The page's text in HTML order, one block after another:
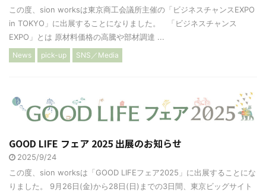
この度、sion worksは東京商工会議所主催の「ビジネスチャンスEXPO
in TOKYO」に出展することになりました。 「ビジネスチャンス
EXPO」とは 原材料価格の高騰や部材調達 ...
News pick-up SNS／Media
GOOD LIFE フェア 2025 出展のお知らせ
2025/9/24
この度、sion worksは「GOOD LIFEフェア2025」に出展することにな
りました。 9月26日(金)から28日(日)までの3日間、東京ビッグサイト